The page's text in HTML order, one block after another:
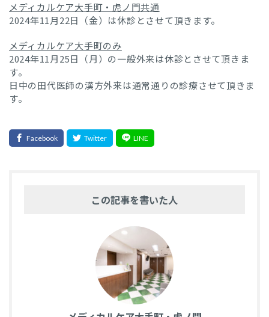
メディカルケア大手町・虎ノ門共通
2024年11月22日（金）は休診とさせて頂きます。
メディカルケア大手町のみ
2024年11月25日（月）の一般外来は休診とさせて頂きま
す。
日中の田代医師の漢方外来は通常通りの診療させて頂きま
す。
この記事を書いた人